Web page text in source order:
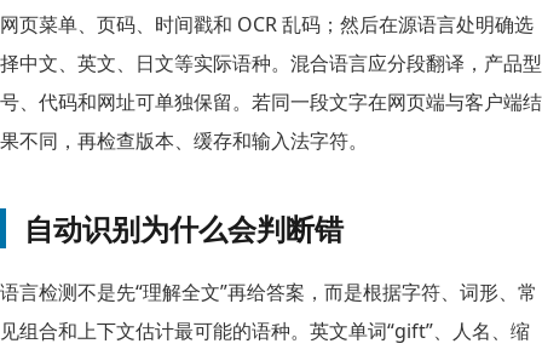
网页菜单、页码、时间戳和 OCR 乱码；然后在源语言处明确选
择中文、英文、日文等实际语种。混合语言应分段翻译，产品型
号、代码和网址可单独保留。若同一段文字在网页端与客户端结
果不同，再检查版本、缓存和输入法字符。
自动识别为什么会判断错
语言检测不是先“理解全文”再给答案，而是根据字符、词形、常
见组合和上下文估计最可能的语种。英文单词“gift”、人名、缩